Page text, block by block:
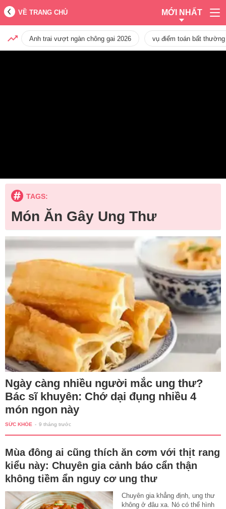
VỀ TRANG CHỦ MỚI NHẤT
Anh trai vượt ngàn chông gai 2026 vụ điểm toán bất
TAGS:
Món Ăn Gây Ung Thư
Ngày càng nhiều người mắc ung thư?
Bác sĩ khuyên: Chớ dại đụng nhiều 4
món ngon này
SỨC KHỎE - 9 tháng trước
Mùa đông ai cũng thích ăn cơm với thịt rang
kiểu này: Chuyên gia cảnh báo cẩn thận
không tiềm ẩn nguy cơ ung thư
Chuyên gia khẳng định, ung thư
không ở đâu xa. Nó có thể hình